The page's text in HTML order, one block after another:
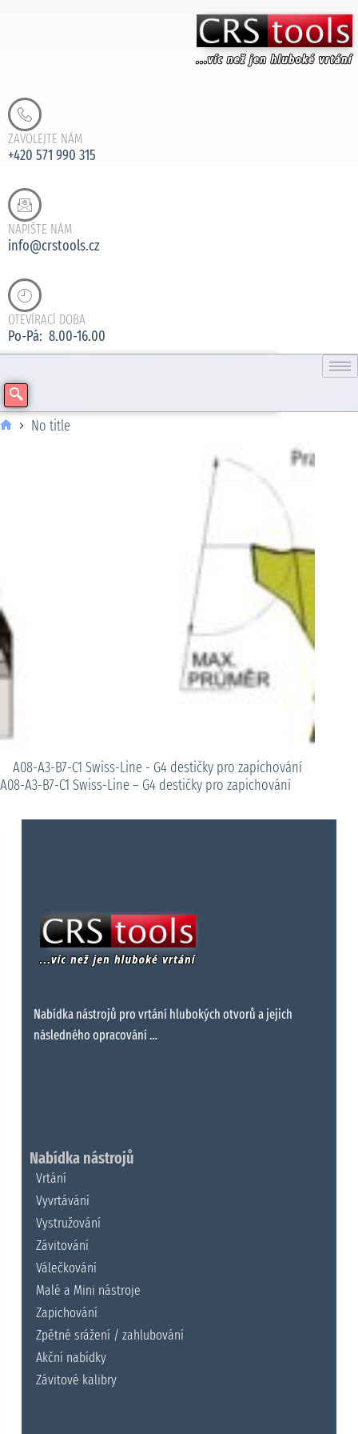
ZAVOLEJTE NÁM
+420 571 990 315
NAPIŠTE NÁM
info@crstools.cz
OTEVÍRACÍ DOBA
Po-Pá: 8.00-16.00
No title
A08-A3-B7-C1 Swiss-Line - G4 destičky pro zapichování
A08-A3-B7-C1 Swiss-Line – G4 destičky pro zapichování
Nabídka nástrojů pro vrtání hlubokých otvorů a jejich
následného opracování …
Nabídka nástrojů
Vrtání
Vyvrtávání
Vystružování
Závitování
Válečkování
Malé a Mini nástroje
Zapichování
Zpětné srážení / zahlubování
Akční nabídky
Závitové kalibry